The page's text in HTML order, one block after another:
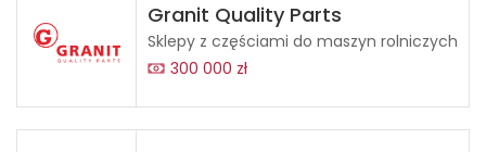
Granit Quality Parts
Sklepy z częściami do maszyn rolniczych
300 000 zł